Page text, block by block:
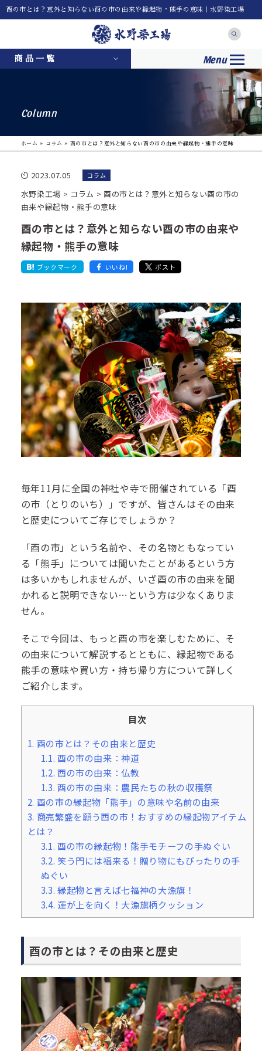
酉の市とは？意外と知らない酉の市の由来や縁起物・熊手の意味｜水野染工場
商品一覧 Menu
Column
ホーム » コラム » 酉の市とは？意外と知らない酉の市の由来や縁起物・熊手の意味
2023.07.05 コラム
水野染工場 > コラム > 酉の市とは？意外と知らない酉の市の
由来や縁起物・熊手の意味
酉の市とは？意外と知らない酉の市の由来や
縁起物・熊手の意味
ブックマーク いいね! ポスト
毎年11月に全国の神社や寺で開催されている「酉
の市（とりのいち）」ですが、皆さんはその由来
と歴史についてご存じでしょうか？
「酉の市」という名前や、その名物ともなってい
る「熊手」については聞いたことがあるという方
は多いかもしれませんが、いざ酉の市の由来を聞
かれると説明できない…という方は少なくありま
せん。
そこで今回は、もっと酉の市を楽しむために、そ
の由来について解説するとともに、縁起物である
熊手の意味や買い方・持ち帰り方について詳しく
ご紹介します。
目次
1. 酉の市とは？その由来と歴史
1.1. 酉の市の由来：神道
1.2. 酉の市の由来：仏教
1.3. 酉の市の由来：農民たちの秋の収穫祭
2. 酉の市の縁起物「熊手」の意味や名前の由来
3. 商売繁盛を願う酉の市！おすすめの縁起物アイテム
とは？
3.1. 酉の市の縁起物！熊手モチーフの手ぬぐい
3.2. 笑う門には福来る！贈り物にもぴったりの手
ぬぐい
3.3. 縁起物と言えば七福神の大漁旗！
3.4. 運が上を向く！大漁旗柄クッション
酉の市とは？その由来と歴史